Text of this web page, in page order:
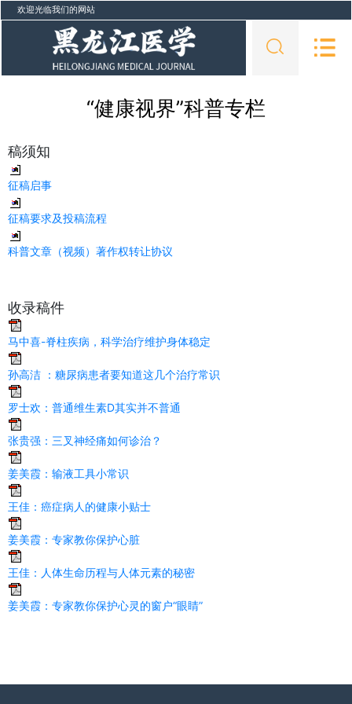
欢迎光临我们的网站
“健康视界”科普专栏
稿须知
征稿启事
征稿要求及投稿流程
科普文章（视频）著作权转让协议
收录稿件
马中喜-脊柱疾病，科学治疗维护身体稳定
孙高洁 ：糖尿病患者要知道这几个治疗常识
罗士欢：普通维生素D其实并不普通
张贵强：三叉神经痛如何诊治？
姜美霞：输液工具小常识
王佳：癌症病人的健康小贴士
姜美霞：专家教你保护心脏
王佳：人体生命历程与人体元素的秘密
姜美霞：专家教你保护心灵的窗户“眼睛”